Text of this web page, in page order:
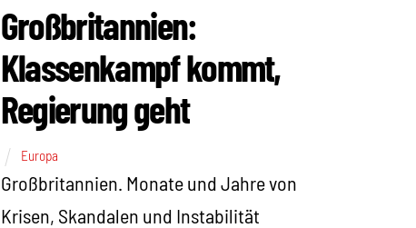
Großbritannien:
Klassenkampf kommt,
Regierung geht
Europa
Großbritannien. Monate und Jahre von
Krisen, Skandalen und Instabilität